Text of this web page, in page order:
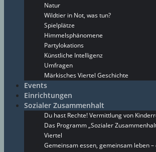
Natur
Wildtier in Not, was tun?
Spielplätze
Himmelsphänomene
Partylokations
Künstliche Intelligenz
Umfragen
Märkisches Viertel Geschichte
Events
Einrichtungen
Sozialer Zusammenhalt
Du hast Rechte! Vermittlung von
Das Programm „Sozialer
Viertel
Gemeinsam essen, gemeinsam leben –